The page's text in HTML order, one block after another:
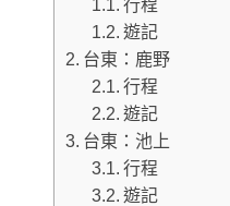
行程
遊記
台東：鹿野
行程
遊記
台東：池上
行程
遊記